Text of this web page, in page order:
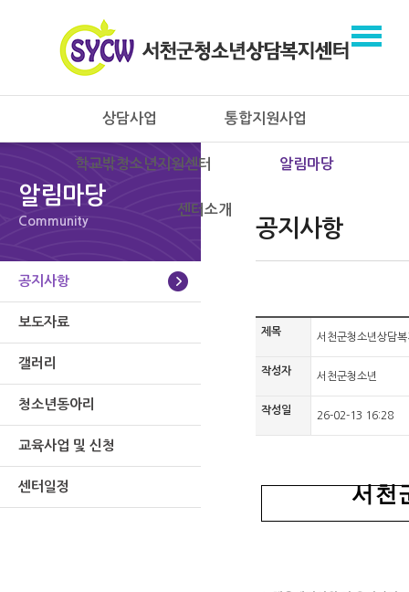
상담사업 통합지원사업
학교밖청소년지원센터 알림마당
센터소개
알림마당
Community
공지사항
보도자료
갤러리
청소년동아리
교육사업 및 신청
센터일정
공지사항
제목 서천군청소년상담
작성자 서천군청소년
작성일 26-02-13 16:28
서천